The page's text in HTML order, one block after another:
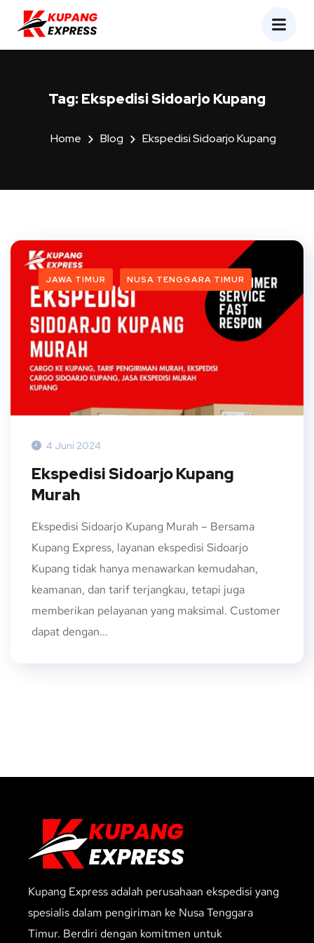
Tag: Ekspedisi Sidoarjo Kupang
Home Blog Ekspedisi Sidoarjo Kupang
JAWA TIMUR NUSA TENGGARA TIMUR
4 Juni 2024
Ekspedisi Sidoarjo Kupang
Murah
Ekspedisi Sidoarjo Kupang Murah – Bersama
Kupang Express, layanan ekspedisi Sidoarjo
Kupang tidak hanya menawarkan kemudahan,
keamanan, dan tarif terjangkau, tetapi juga
memberikan pelayanan yang maksimal. Customer
dapat dengan...
Kupang Express adalah perusahaan ekspedisi yang
spesialis dalam pengiriman ke Nusa Tenggara
Timur. Berdiri dengan komitmen untuk